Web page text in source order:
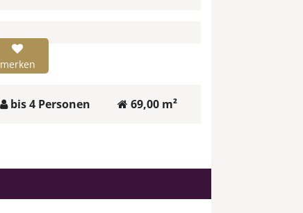
merken
bis 4 Personen 69,00 m²